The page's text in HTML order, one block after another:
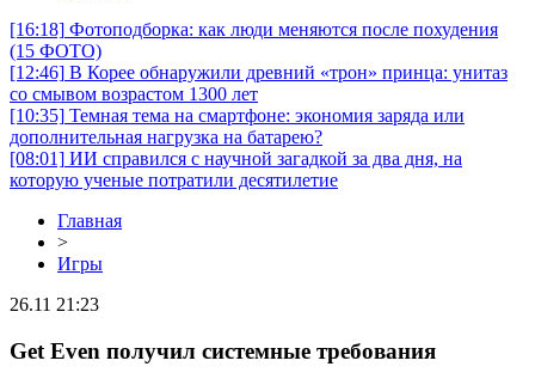
[16:18] Фотоподборка: как люди меняются после похудения
(15 ФОТО)
[12:46] В Корее обнаружили древний «трон» принца: унитаз
со смывом возрастом 1300 лет
[10:35] Темная тема на смартфоне: экономия заряда или
дополнительная нагрузка на батарею?
[08:01] ИИ справился с научной загадкой за два дня, на
которую ученые потратили десятилетие
Главная
>
Игры
26.11 21:23
Get Even получил системные требования